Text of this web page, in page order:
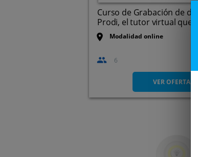
Curso de Grabación de
Prodi, el tutor virtual que ...
Modalidad online
6
VER OFERTA